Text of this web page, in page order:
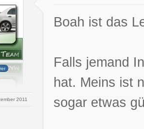
2011
Boah ist das
Falls jemand
hat. Meins ist
sogar etwas